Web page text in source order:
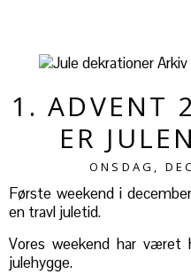
1. ADVENT
ER
ONSDAG,
Første weekend i
en travl juletid.
Vores weekend har
julehygge.